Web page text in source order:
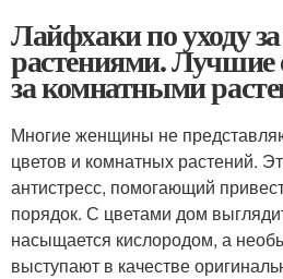
Лайфхаки по уходу
растениями. Лучшие
за комнатными
Многие женщины не
цветов и комнатных растений.
антистресс, помогающий
порядок. С цветами дом
насыщается кислородом, а
выступают в качестве